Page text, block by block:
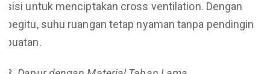
sisi untuk menciptakan cross ventilation. Dengan
begitu, suhu ruangan tetap nyaman tanpa pendingin
buatan.